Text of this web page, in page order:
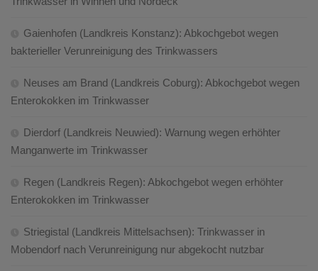
Gaienhofen (Landkreis Konstanz): Abkochgebot wegen
bakterieller Verunreinigung des Trinkwassers
Neuses am Brand (Landkreis Coburg): Abkochgebot wegen
Enterokokken im Trinkwasser
Dierdorf (Landkreis Neuwied): Warnung wegen erhöhter
Manganwerte im Trinkwasser
Regen (Landkreis Regen): Abkochgebot wegen erhöhter
Enterokokken im Trinkwasser
Striegistal (Landkreis Mittelsachsen): Trinkwasser in
Mobendorf nach Verunreinigung nur abgekocht nutzbar